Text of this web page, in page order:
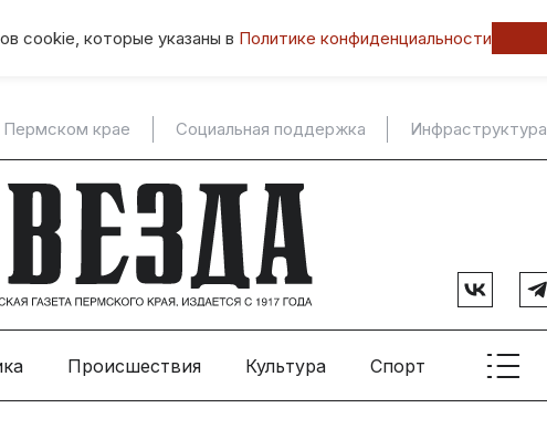
cookie, которые указаны в Политике конфиденциальности
крае Социальная поддержка Инфраструктура
Происшествия Культура Спорт